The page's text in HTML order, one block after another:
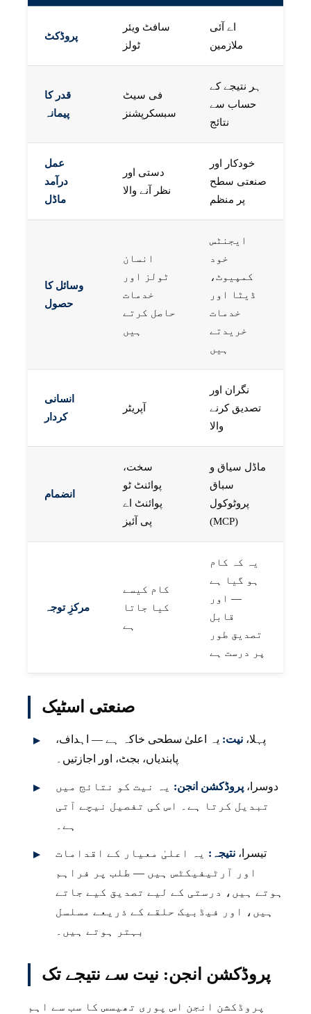
پروڈکٹ
سافٹ ویئر
ٹولز
اے آئی
ملازمین
قدر کا
پیمانہ
فی سیٹ
سبسکرپشنز
ہر نتیجے کے
حساب سے
نتائج
عمل
درآمد
ماڈل
دستی اور
نظر آنے والا
خودکار اور
صنعتی سطح
پر منظم
وسائل کا
حصول
انسان
ٹولز اور
خدمات
حاصل کرتے
ہیں
ایجنٹس
خود
کمپیوٹ،
ڈیٹا اور
خدمات
خریدتے
ہیں
انسانی
کردار
آپریٹر
نگران اور
تصدیق کرنے
والا
انضمام
سخت،
پوائنٹ ٹو
پوائنٹ اے
پی آئیز
ماڈل سیاق و
سباق
پروٹوکول
(MCP)
مرکزِ توجہ
کام کیسے
کیا جاتا
ہے
یہ کہ کام
ہو گیا ہے
— اور
قابل
تصدیق طور
پر درست ہے
صنعتی اسٹیک
پہلا، نیت: یہ اعلیٰ سطحی خاکہ ہے — اہداف،
پابندیاں، بجٹ، اور اجازتیں۔
دوسرا، پروڈکشن انجن: یہ نیت کو نتائج میں
تبدیل کرتا ہے۔ اس کی تفصیل نیچے آتی
ہے۔
تیسرا، نتیجہ: یہ اعلیٰ معیار کے اقدامات
اور آرٹیفیکٹس ہیں — طلب پر فراہم
ہوتے ہیں، درستی کے لیے تصدیق کیے جاتے
ہیں، اور فیڈبیک حلقے کے ذریعے مسلسل
بہتر ہوتے ہیں۔
پروڈکشن انجن: نیت سے نتیجے تک
پروڈکشن انجن اس پوری تھیسس کا سب سے اہم